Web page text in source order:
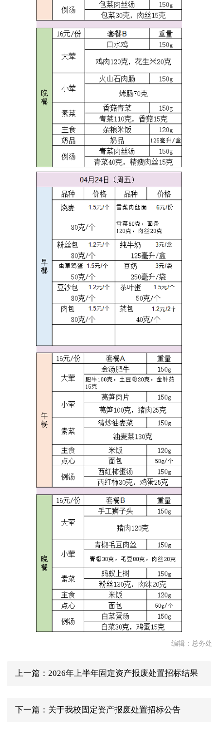
编辑：总务处
上一篇：2026年上半年固定资产报废处置招标结果
下一篇：关于我校固定资产报废处置招标公告